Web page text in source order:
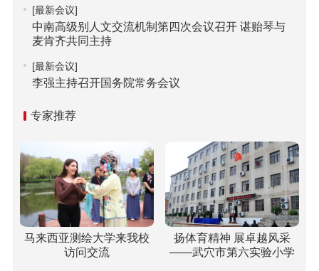
[最新会议]
中南高级别人文交流机制第四次会议召开 谌贻琴与
麦肯齐共同主持
[最新会议]
李强主持召开国务院常务会议
专家推荐
马来西亚测绘大学来我校
访问交流
扬体育精神 展卓越风采
——武穴市第六实验小学